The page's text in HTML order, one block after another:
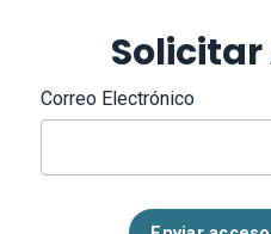
Solicitar
Correo Electrónico